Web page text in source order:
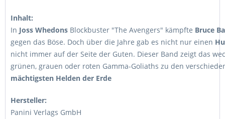
Inhalt:
In Joss Whedons Blockbuster "The Avengers" kämpfte Bruce
gegen das Böse. Doch über die Jahre gab es nicht nur einen
nicht immer auf der Seite der Guten. Dieser Band zeigt das
grünen, grauen oder roten Gamma-Goliaths zu den
mächtigsten Helden der Erde
Hersteller:
Panini Verlags GmbH